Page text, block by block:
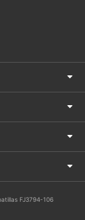
FJ3794-106